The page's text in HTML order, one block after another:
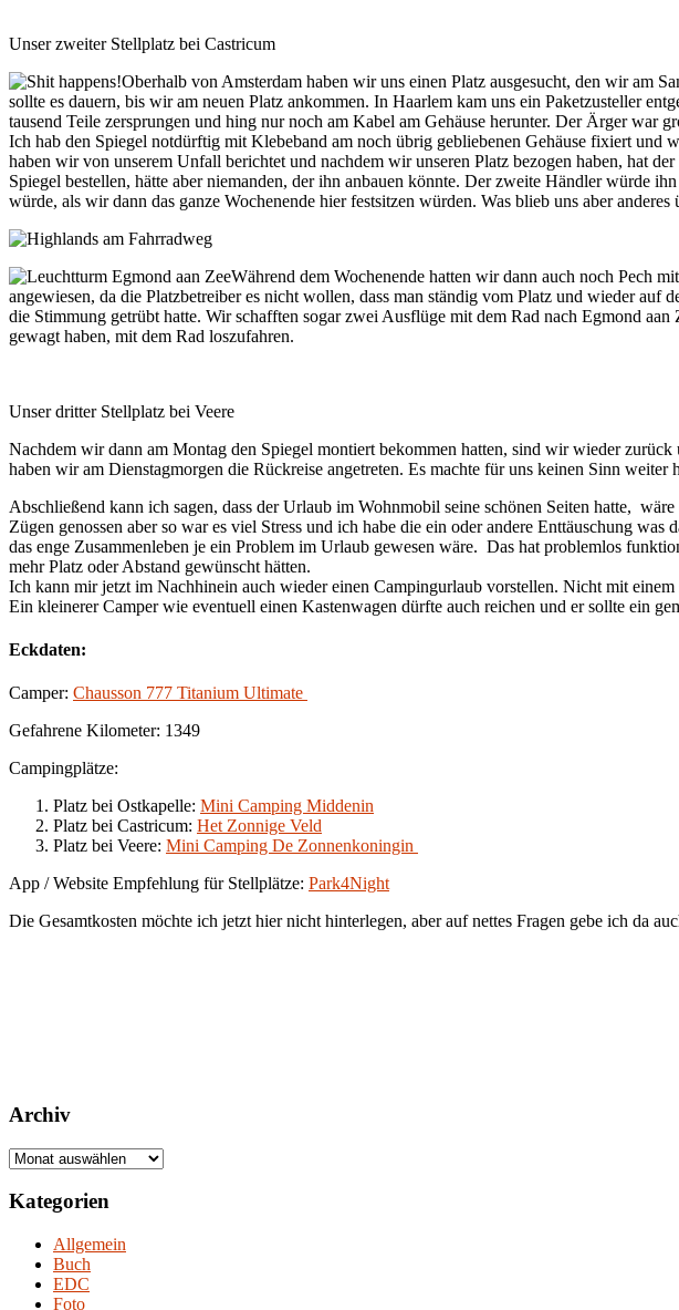
Unser zweiter Stellplatz bei Castricum
Oberhalb von Amsterdam haben wir uns einen Platz ausgesucht, den wir am
sollte es dauern, bis wir am neuen Platz ankommen. In Haarlem kam uns ein Paketzusteller
tausend Teile zersprungen und hing nur noch am Kabel am Gehäuse herunter. Der Ärger war
Ich hab den Spiegel notdürftig mit Klebeband am noch übrig gebliebenen Gehäuse fixiert
haben wir von unserem Unfall berichtet und nachdem wir unseren Platz bezogen haben, hat
Spiegel bestellen, hätte aber niemanden, der ihn anbauen könnte. Der zweite Händler würde
würde, als wir dann das ganze Wochenende hier festsitzen würden. Was blieb uns aber
Während dem Wochenende hatten wir dann auch noch Pech
angewiesen, da die Platzbetreiber es nicht wollen, dass man ständig vom Platz und wieder
die Stimmung getrübt hatte. Wir schafften sogar zwei Ausflüge mit dem Rad nach Egmond
gewagt haben, mit dem Rad loszufahren.
Unser dritter Stellplatz bei Veere
Nachdem wir dann am Montag den Spiegel montiert bekommen hatten, sind wir wieder
haben wir am Dienstagmorgen die Rückreise angetreten. Es machte für uns keinen Sinn weiter
Abschließend kann ich sagen, dass der Urlaub im Wohnmobil seine schönen Seiten hatte,
Zügen genossen aber so war es viel Stress und ich habe die ein oder andere Enttäuschung
das enge Zusammenleben je ein Problem im Urlaub gewesen wäre. Das hat problemlos
mehr Platz oder Abstand gewünscht hätten.
Ich kann mir jetzt im Nachhinein auch wieder einen Campingurlaub vorstellen. Nicht mit
Ein kleinerer Camper wie eventuell einen Kastenwagen dürfte auch reichen und er sollte ein
Eckdaten:
Camper: Chausson 777 Titanium Ultimate
Gefahrene Kilometer: 1349
Campingplätze:
Platz bei Ostkapelle: Mini Camping Middenin
Platz bei Castricum: Het Zonnige Veld
Platz bei Veere: Mini Camping De Zonnenkoningin
App / Website Empfehlung für Stellplätze: Park4Night
Die Gesamtkosten möchte ich jetzt hier nicht hinterlegen, aber auf nettes Fragen gebe ich da
Archiv
Archiv
Kategorien
Allgemein
Buch
EDC
Foto